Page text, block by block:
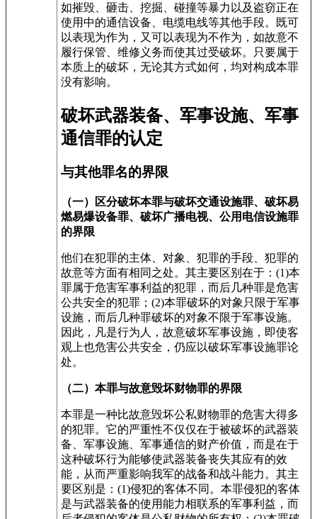
如摧毁、砸击、挖掘、碰撞等暴力以及盗窃正在
使用中的通信设备、电缆电线等其他手段。既可
以表现为作为，又可以表现为不作为，如故意不
履行保管、维修义务而使其过受破坏。只要属于
本质上的破坏，无论其方式如何，均对构成本罪
没有影响。
破坏武器装备、军事设施、军事
通信罪的认定
与其他罪名的界限
（一）区分破坏本罪与破坏交通设施罪、 破坏易
燃易爆设备罪、 破坏广播电视、公用电信设施罪
的界限
他们在犯罪的主体、对象、犯罪的手段、犯罪的
故意等方面有相同之处。其主要区别在于：(1)本
罪属于危害军事利益的犯罪，而后几种罪是危害
公共安全的犯罪；(2)本罪破坏的对象只限于军事
设施，而后几种罪破坏的对象不限于军事设施。
因此，凡是行为人，故意破坏军事设施，即使客
观上也危害公共安全，仍应以破坏军事设施罪论
处。
（二）本罪与故意毁坏财物罪的界限
本罪是一种比故意毁坏公私财物罪的危害大得多
的犯罪。它的严重性不仅仅在于被破坏的武器装
备、军事设施、军事通信的财产价值，而是在于
这种破坏行为能够使武器装备丧失其应有的效
能，从而严重影响我军的战备和战斗能力。其主
要区别是：(1)侵犯的客体不同。本罪侵犯的客体
是与武器装备的使用能力相联系的军事利益，而